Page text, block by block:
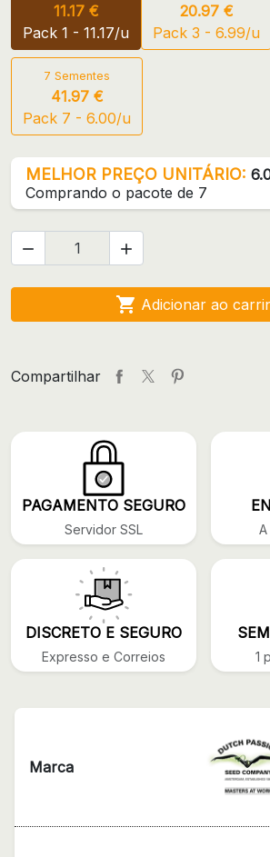
11.17 €
Pack 1 - 11.17/u
20.97 €
Pack 3 - 6.99/u
7 Sementes
41.97 €
Pack 7 - 6.00/u
MELHOR PREÇO UNITÁRIO:
Comprando o pacote de 7
 
 Adicionar ao
Compartilhar
PAGAMENTO SEGURO
Servidor SSL
DISCRETO E SEGURO
Expresso e Correios 1
Marca